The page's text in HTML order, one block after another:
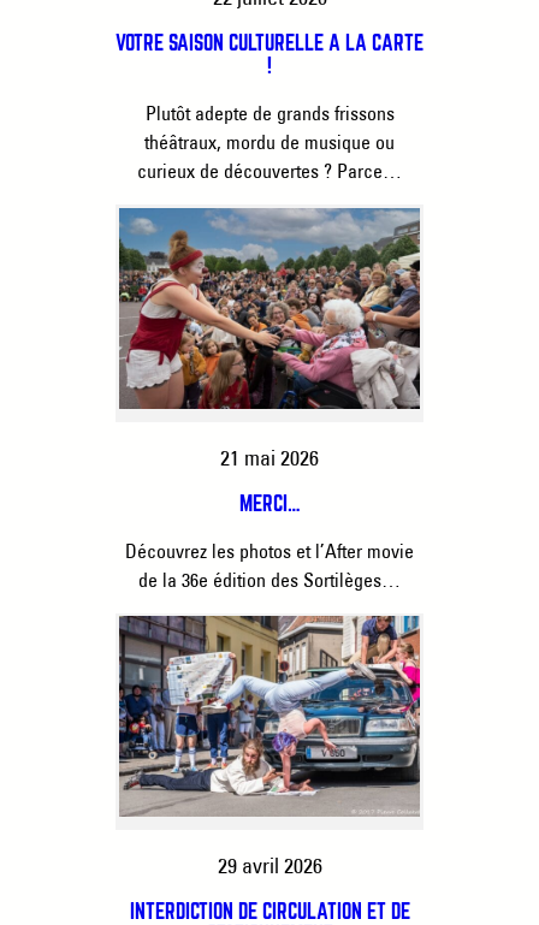
VOTRE SAISON CULTURELLE À LA CARTE
!
Plutôt adepte de grands frissons
théâtraux, mordu de musique ou
curieux de découvertes ? Parce…
21 mai 2026
MERCI…
Découvrez les photos et l’After movie
de la 36e édition des Sortilèges…
29 avril 2026
INTERDICTION DE CIRCULATION ET DE